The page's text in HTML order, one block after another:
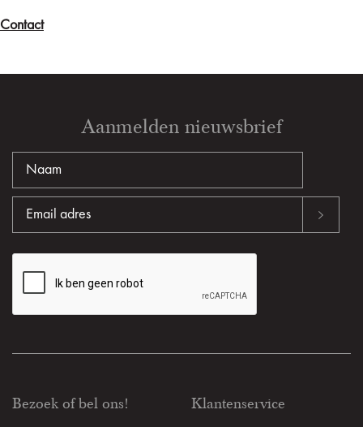
Contact
Aanmelden nieuwsbrief
Bezoek of bel ons! Klantenservice